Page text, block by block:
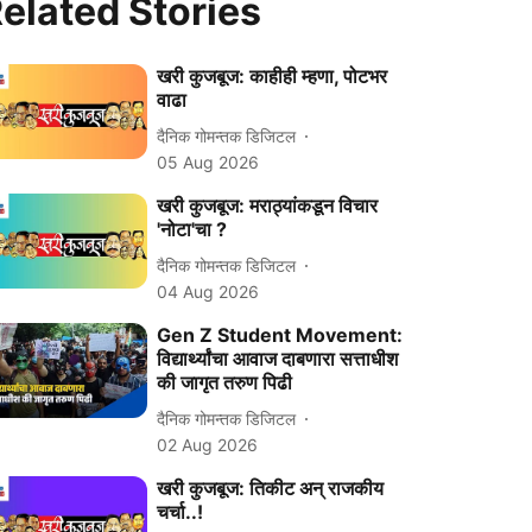
Stories
खरी कुजबूज: काहीही म्हणा, पोटभर
वाढा
दैनिक गोमन्तक डिजिटल
05 Aug 2026
खरी कुजबूज: मराठ्यांकडून विचार
'नोटा'चा ?
दैनिक गोमन्तक डिजिटल
04 Aug 2026
Gen Z Student Movement:
विद्यार्थ्यांचा आवाज दाबणारा सत्ताधीश
की जागृत तरुण पिढी
दैनिक गोमन्तक डिजिटल
02 Aug 2026
खरी कुजबूज: तिकीट अन् राजकीय
चर्चा..!